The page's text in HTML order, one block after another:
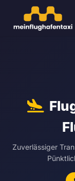
Zuverlässiger